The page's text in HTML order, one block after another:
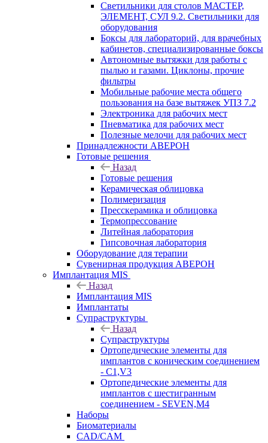
Светильники для столов МАСТЕР,
ЭЛЕМЕНТ, СУЛ 9.2. Светильники для
оборудования
Боксы для лабораторий, для врачебных
кабинетов, специализированные боксы
Автономные вытяжки для работы с
пылью и газами. Циклоны, прочие
фильтры
Мобильные рабочие места общего
пользования на базе вытяжек УПЗ 7.2
Электроника для рабочих мест
Пневматика для рабочих мест
Полезные мелочи для рабочих мест
Принадлежности АВЕРОН
Готовые решения
Назад
Готовые решения
Керамическая облицовка
Полимеризация
Пресскерамика и облицовка
Термопрессование
Литейная лаборатория
Гипсовочная лаборатория
Оборудование для терапии
Сувенирная продукция АВЕРОН
Имплантация MIS
Назад
Имплантация MIS
Имплантаты
Супраструктуры
Назад
Супраструктуры
Ортопедические элементы для
имплантов с коническим соединением
- C1,V3
Ортопедические элементы для
имплантов с шестигранным
соединением - SEVEN,M4
Наборы
Биоматериалы
CAD/CAM